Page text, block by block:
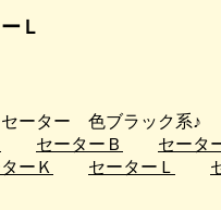
Ｌ
セーター 色ブラック系
セーターＢ セータ
ーＫ セーターＬ